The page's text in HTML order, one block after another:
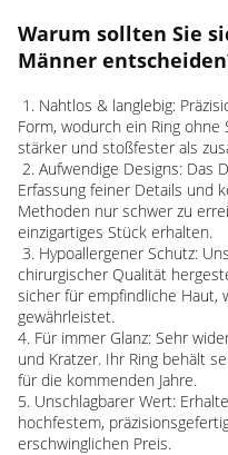
Warum sollten Sie
Männer
1. Nahtlos & langlebig:
Form, wodurch ein Ring
stärker und stoßfester als
2. Aufwendige Designs: Das
Erfassung feiner Details und
Methoden nur schwer zu
einzigartiges Stück erhalten.
3. Hypoallergener Schutz:
chirurgischer Qualität
sicher für empfindliche Haut,
gewährleistet.
4. Für immer Glanz: Sehr
und Kratzer. Ihr Ring behält
für die kommenden Jahre.
5. Unschlagbarer Wert:
hochfestem,
erschwinglichen Preis.